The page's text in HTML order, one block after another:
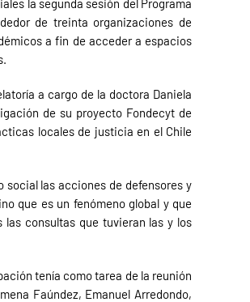
la segunda sesión del Programa
de treinta organizaciones de
a fin de acceder a espacios
a cargo de la doctora Daniela
de su proyecto Fondecyt de
locales de justicia en el Chile
las acciones de defensores y
que es un fenómeno global y que
consultas que tuvieran las y los
tenía como tarea de la reunión
Faúndez, Emanuel Arredondo,